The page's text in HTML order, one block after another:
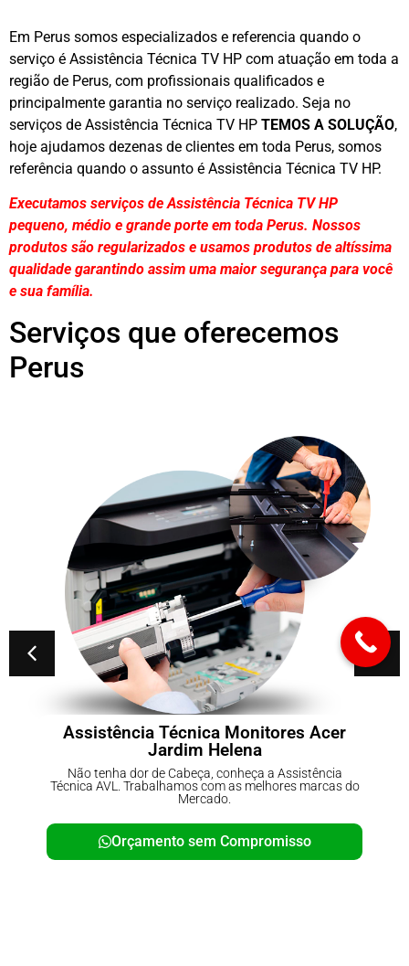
Em Perus somos especializados e referencia quando o
serviço é Assistência Técnica TV HP com atuação em toda a
região de Perus, com profissionais qualificados e
principalmente garantia no serviço realizado. Seja no
serviços de Assistência Técnica TV HP TEMOS A SOLUÇÃO,
hoje ajudamos dezenas de clientes em toda Perus, somos
referência quando o assunto é Assistência Técnica TV HP.
Executamos serviços de Assistência Técnica TV HP
pequeno, médio e grande porte em toda Perus. Nossos
produtos são regularizados e usamos produtos de altíssima
qualidade garantindo assim uma maior segurança para você
e sua família.
Serviços que oferecemos
Perus
do
Conserto de No-breaks Parque
Não tenha dor de Cabeça, conheça a
Técnica AVL. Trabalhamos com as melhores
Orçamento sem Compromisso